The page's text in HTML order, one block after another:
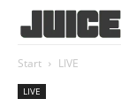
Start LIVE
LIVE